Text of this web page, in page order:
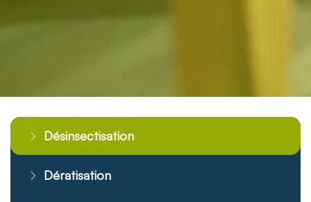
Désinsectisation
Dératisation